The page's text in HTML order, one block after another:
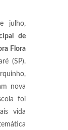
julho,
de
Flora
(SP).
nova
foi
vida